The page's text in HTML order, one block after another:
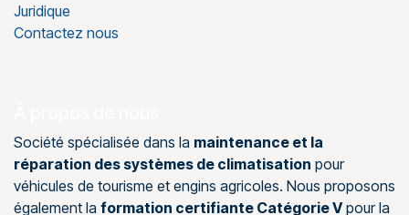
Juridique
Contactez nous
Société spécialisée dans la maintenance et la
réparation des systèmes de climatisation pour
véhicules de tourisme et engins agricoles. Nous proposons
également la formation certifiante Catégorie Vpour la